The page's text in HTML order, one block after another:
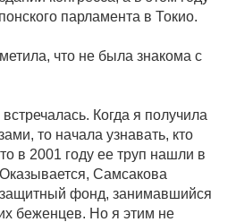
парламента в Токио.
что не была знакома с
Когда я получила
то начала узнавать, кто
в 2001 году ее труп нашли в
Самсакова
фонд, занимавшийся
беженцев. Но я этим не